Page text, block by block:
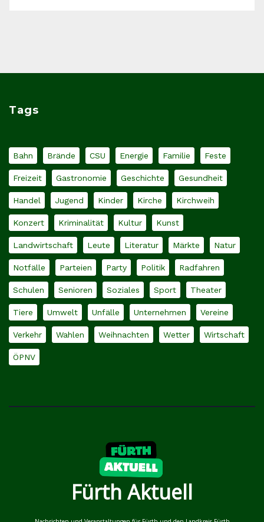
Tags
Bahn Brände CSU Energie Familie Feste
Freizeit Gastronomie Geschichte Gesundheit
Handel Jugend Kinder Kirche Kirchweih
Konzert Kriminalität Kultur Kunst
Landwirtschaft Leute Literatur Märkte Natur
Notfälle Parteien Party Politik Radfahren
Schulen Senioren Soziales Sport Theater
Tiere Umwelt Unfälle Unternehmen Vereine
Verkehr Wahlen Weihnachten Wetter Wirtschaft
ÖPNV
Fürth Aktuell